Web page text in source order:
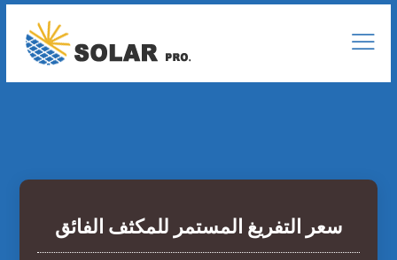
سعر التفريغ المستمر للمكثف الفائق